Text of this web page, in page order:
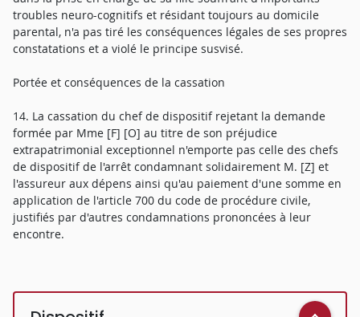
troubles neuro-cognitifs et résidant toujours au domicile
parental, n'a pas tiré les conséquences légales de ses propres
constatations et a violé le principe susvisé.
Portée et conséquences de la cassation
14. La cassation du chef de dispositif rejetant la demande
formée par Mme [F] [O] au titre de son préjudice
extrapatrimonial exceptionnel n'emporte pas celle des chefs
de dispositif de l'arrêt condamnant solidairement M. [Z] et
l'assureur aux dépens ainsi qu'au paiement d'une somme en
application de l'article 700 du code de procédure civile,
justifiés par d'autres condamnations prononcées à leur
encontre.